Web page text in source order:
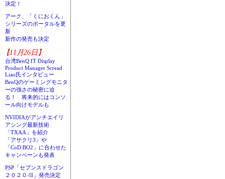
決定！
アーク、「くにおくん」
シリーズのポータルを更
新
新作の発売も決定
【11月26日】
台湾BenQ IT Display
Product Manager Scread
Liao氏インタビュー
BenQのゲーミングモニタ
ーの強さの秘密に迫
る！ 将来的にはコンソ
ール向けモデルも
NVIDIAがアンチエイリ
アシング最新技術
「TXAA」を紹介
「アサクリ3」や
「CoD:BO2」に合わせた
キャンペーンも発表
PSP「セブンスドラゴン
２０２０-II」発売決定